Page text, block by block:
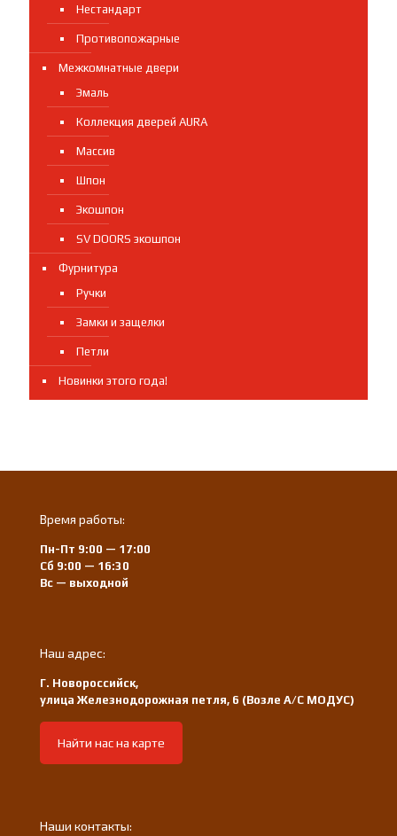
Нестандарт
Противопожарные
Межкомнатные двери
Эмаль
Коллекция дверей AURA
Массив
Шпон
Экошпон
SV DOORS экошпон
Фурнитура
Ручки
Замки и защелки
Петли
Новинки этого года!
Время работы:
Пн-Пт 9:00 — 17:00
Сб 9:00 — 16:30
Вс — выходной
Наш адрес:
Г. Новороссийск,
улица Железнодорожная петля, 6 (Возле А/С МОДУС)
Найти нас на карте
Наши контакты: